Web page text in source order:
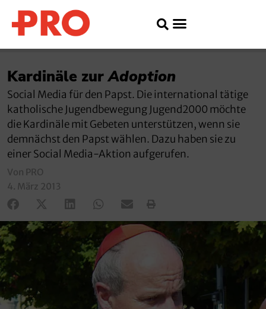
Kardinäle zurAdoption
Social Media für den Papst. Die international tätige
katholische Jugendbewegung Jugend2000 möchte
die Kardinäle mit Gebeten unterstützen, wenn sie
demnächst den Papst wählen. Dazu haben sie zu
einer Social Media-Aktion aufgerufen.
Von PRO
4. März 2013